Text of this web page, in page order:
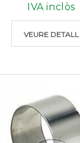
IVA inclòs
VEURE DETALL